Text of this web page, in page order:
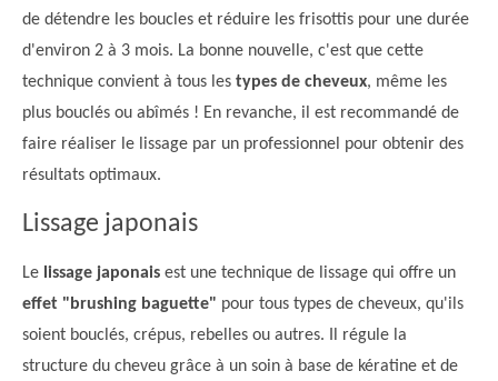
de détendre les boucles et réduire les frisottis pour une durée
d'environ 2 à 3 mois. La bonne nouvelle, c'est que cette
technique convient à tous les types de cheveux, même les
plus bouclés ou abîmés ! En revanche, il est recommandé de
faire réaliser le lissage par un professionnel pour obtenir des
résultats optimaux.
Lissage japonais
Le lissage japonais est une technique de lissage qui offre un
effet "brushing baguette" pour tous types de cheveux, qu'ils
soient bouclés, crépus, rebelles ou autres. Il régule la
structure du cheveu grâce à un soin à base de kératine et de